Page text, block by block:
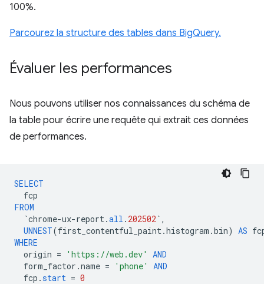
100%.
Parcourez la structure des tables dans BigQuery.
Évaluer les performances
Nous pouvons utiliser nos connaissances du schéma de
la table pour écrire une requête qui extrait ces données
de performances.
SELECT
fcp
FROM
`chrome-ux-report .all . 202502 ` ,
UNNEST(first_contentful_paint .histogram .bin) AS
WHERE
origin = 'https://web.dev'
AND
form_factor .name = 'phone'
AND
fcp .start = 0